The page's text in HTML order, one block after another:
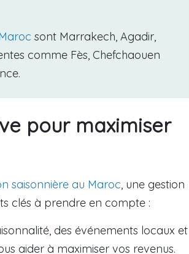
sont Marrakech, Agadir,
comme Fès, Chefchaouen
pour maximiser
saisonnière au Maroc, une gestion
clés à prendre en compte :
des événements locaux et
aider à maximiser vos revenus.